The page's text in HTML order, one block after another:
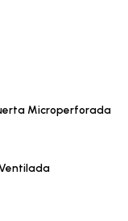
Microperforada